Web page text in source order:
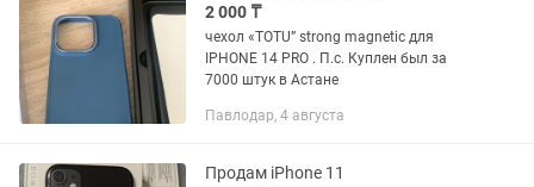
2 000 ₸
чехол «TOTU” strong magnetic для
IPHONE 14 PRO . П.с. Куплен был за
7000 штук в Астане
Павлодар, 4 августа
Продам iPhone 11